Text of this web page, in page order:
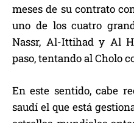
meses de su contrato
uno de los cuatro
Nassr, Al-Ittihad y Al
paso, tentando al Cholo
En este sentido, cabe
saudí el que está